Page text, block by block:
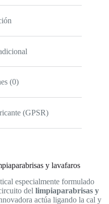
(0)
(GPSR)
y lavafaros
especialmente formulado
del limpiaparabrisas y
actúa ligando la cal y